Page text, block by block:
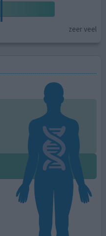
zeer veel